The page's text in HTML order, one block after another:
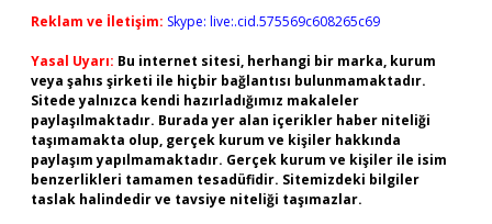
Reklam ve İletişim: Skype: live:.cid.575569c608265c69
Yasal Uyarı: Bu internet sitesi, herhangi bir marka, kurum
veya şahıs şirketi ile hiçbir bağlantısı bulunmamaktadır.
Sitede yalnızca kendi hazırladığımız makaleler
paylaşılmaktadır. Burada yer alan içerikler haber niteliği
taşımamakta olup, gerçek kurum ve kişiler hakkında
paylaşım yapılmamaktadır. Gerçek kurum ve kişiler ile isim
benzerlikleri tamamen tesadüfidir. Sitemizdeki bilgiler
taslak halindedir ve tavsiye niteliği taşımazlar.